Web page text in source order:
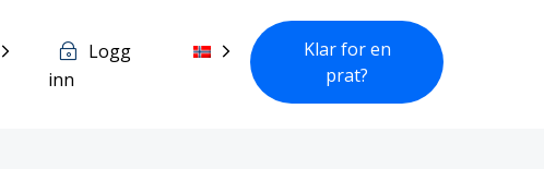
Logg
inn
Klar for en
prat?